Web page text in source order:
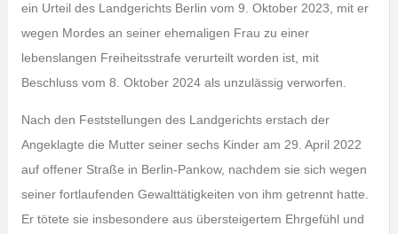
ein Urteil des Landgerichts Berlin vom 9. Oktober 2023, mit er
wegen Mordes an seiner ehemaligen Frau zu einer
lebenslangen Freiheitsstrafe verurteilt worden ist, mit
Beschluss vom 8. Oktober 2024 als unzulässig verworfen.
Nach den Feststellungen des Landgerichts erstach der
Angeklagte die Mutter seiner sechs Kinder am 29. April 2022
auf offener Straße in Berlin-Pankow, nachdem sie sich wegen
seiner fortlaufenden Gewalttätigkeiten von ihm getrennt hatte.
Er tötete sie insbesondere aus übersteigertem Ehrgefühl und